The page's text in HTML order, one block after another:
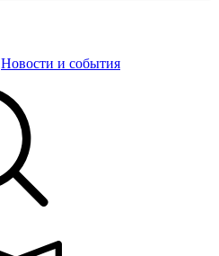
Новости и события